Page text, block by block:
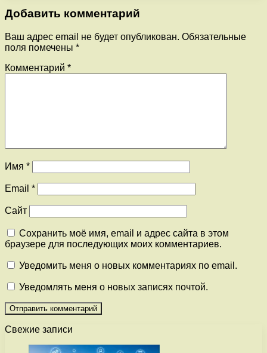
Добавить комментарий
Ваш адрес email не будет опубликован. Обязательные
поля помечены *
Комментарий *
Имя *
Email *
Сайт
Сохранить моё имя, email и адрес сайта в этом
браузере для последующих моих комментариев.
Уведомить меня о новых комментариях по email.
Уведомлять меня о новых записях почтой.
Свежие записи